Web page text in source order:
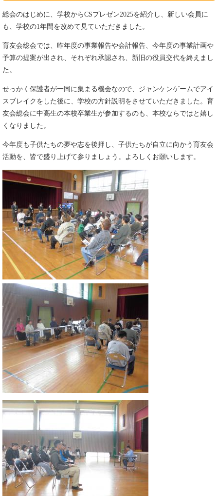
総会のはじめに、学校からCSプレゼン2025を紹介し、新しい会員に
も、学校の1年間を改めて見ていただきました。
育友会総会では、昨年度の事業報告や会計報告、今年度の事業計画や
予算の提案が出され、それぞれ承認され、新旧の役員交代を終えまし
た。
せっかく保護者が一同に集まる機会なので、ジャンケンゲームでアイ
スブレイクをした後に、学校の方針説明をさせていただきました。育
友会総会に中高生の本校卒業生が参加するのも、本校ならではと嬉し
くなりました。
今年度も子供たちの夢や志を後押し、子供たちが自立に向かう育友会
活動を、皆で盛り上げて参りましょう。よろしくお願いします。